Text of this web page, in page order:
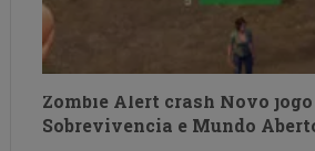
Zombie Alert crash Novo jogo
Sobrevivencia e Mundo